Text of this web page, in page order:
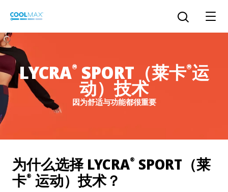
主
要
内
容
COOLMAX CloakFX™技术
COOLMAX®EcoMade 技术
COOLMAX®freshFX ®技术
LYCRA®
THERMOLITE®
简体中文
打开搜索
LYCRA® SPORT（莱卡®运
动）技术
因为舒适与功能都很重要
为什么选择 LYCRA® SPORT（莱
卡® 运动）技术？